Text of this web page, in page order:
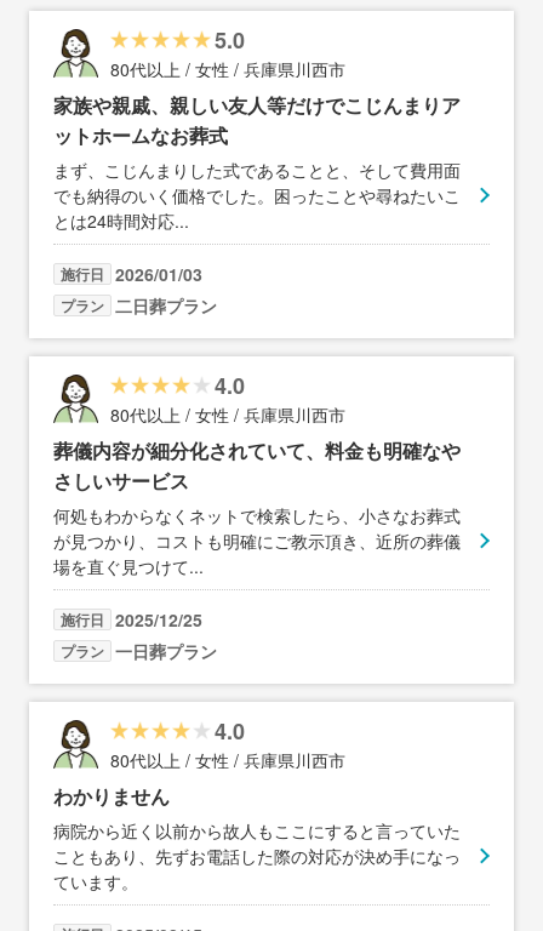
5.0
80代以上 / 女性 / 兵庫県川西市
家族や親戚、親しい友人等だけでこじんまりア
ットホームなお葬式
まず、こじんまりした式であることと、そして費用面
でも納得のいく価格でした。困ったことや尋ねたいこ
とは24時間対応...
施行日 2026/01/03
プラン 二日葬プラン
4.0
80代以上 / 女性 / 兵庫県川西市
葬儀内容が細分化されていて、料金も明確なや
さしいサービス
何処もわからなくネットで検索したら、小さなお葬式
が見つかり、コストも明確にご教示頂き、近所の葬儀
場を直ぐ見つけて...
施行日 2025/12/25
プラン 一日葬プラン
4.0
80代以上 / 女性 / 兵庫県川西市
わかりません
病院から近く以前から故人もここにすると言っていた
こともあり、先ずお電話した際の対応が決め手になっ
ています。